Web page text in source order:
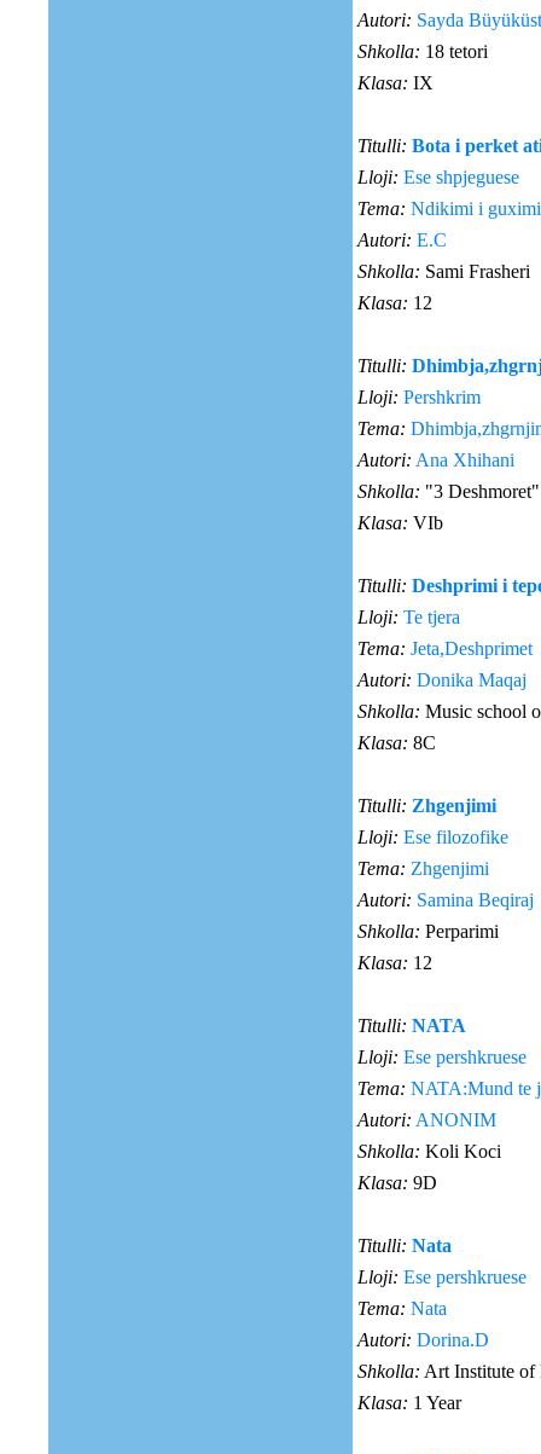
Autori: Sayda
Shkolla: 18 tetori
Klasa: IX
Titulli: Bota i perket
Lloji: Ese shpjeguese
Tema: Ndikimi i
Autori: E.C
Shkolla: Sami Frasheri
Klasa: 12
Titulli:
Lloji: Pershkrim
Tema:
Autori: Ana Xhihani
Shkolla: "3 Deshmoret"
Klasa: VIb
Titulli: Deshprimi i
Lloji: Te tjera
Tema: Jeta,Deshprimet
Autori: Donika Maqaj
Shkolla: Music school
Klasa: 8C
Titulli: Zhgenjimi
Lloji: Ese filozofike
Tema: Zhgenjimi
Autori: Samina Beqiraj
Shkolla: Perparimi
Klasa: 12
Titulli: NATA
Lloji: Ese pershkruese
Tema: NATA:Mund te
Autori: ANONIM
Shkolla: Koli Koci
Klasa: 9D
Titulli: Nata
Lloji: Ese pershkruese
Tema: Nata
Autori: Dorina.D
Shkolla: Art Institute of
Klasa: 1 Year